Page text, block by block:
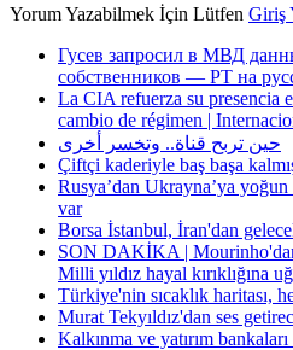
Yorum Yazabilmek İçin Lütfen Giriş
Гусев запросил в МВД
собственников — РТ на
La CIA refuerza su presencia
cambio de régimen |
حين تربح قناة.. وتخسر أخرى
Çiftçi kaderiyle baş başa
Rusya’dan Ukrayna’ya yoğun
var
Borsa İstanbul, İran'dan
SON DAKİKA |
Milli yıldız hayal kırıklığına
Türkiye'nin sıcaklık haritası,
Murat Tekyıldız'dan ses
Kalkınma ve yatırım